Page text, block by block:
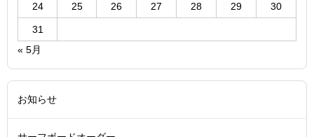
24 25 26 27 28 29 30
31
« 5月
お知らせ